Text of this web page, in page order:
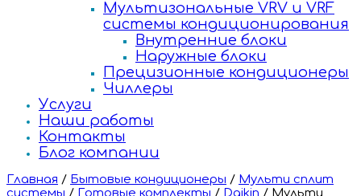
Мультизональные VRV и VRF
системы кондиционирования
Внутренние блоки
Наружные блоки
Прецизионные кондиционеры
Чиллеры
Услуги
Наши работы
Контакты
Блог компании
Главная / Бытовые кондиционеры / Мульти сплит
системы / Готовые комплекты / Daikin / Мульти